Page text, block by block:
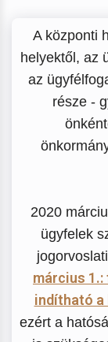
A központi
helyektől, az
az
része -
2020
ügyfelek
március
indítható a
ezért a